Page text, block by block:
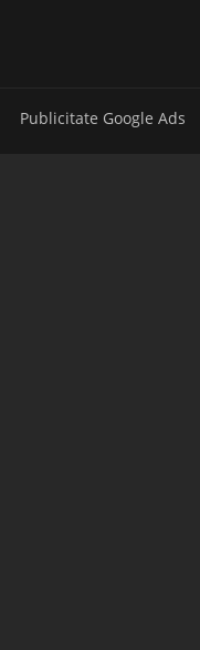
Publicitate Google Ads